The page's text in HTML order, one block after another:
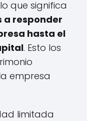
que significa
a responder
hasta el
. Esto los
empresa
limitada